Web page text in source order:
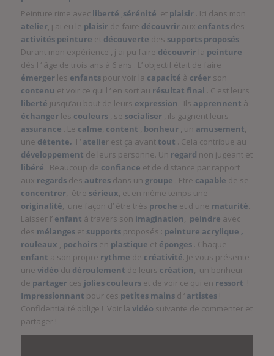
Peinture rime avec liberté ,sérénité et plaisir. Ici dans mon
atelier, j ai eu le plaisirde faire découvrir aux enfantsdes
activités peinture et découverte des supports proposés.
Durant mon expérience , j ai pu faire découvrirla peinture
dès l ‘ âge de trois ans à 6 ans . L’ objectif était de faire
émergerles enfantspour voir la capacité à créerson
contenu et voir ce qui l ‘ en sort au résultat final . C est leurs
liberté jusqu’au bout de leurs expression. Ils apprennent à
échangerles couleurs, se socialiser , ils gagnent leurs
assurance . Le calme, content , bonheur , un amusement,
une détente, l ‘ atelier est ça avant tout . Cela contribue au
développement de leurs personne. Un regard non jugeant et
libéré. Beaucoup de confiance et de distance par rapport
aux regardsdes autresdans un groupe . Etre capable de se
concentrer, être sérieux, et en même temps une
originalité, une façon d’ être très proche et d une maturité.
Laisser l’enfant à travers son imagination, peindre avec
des mélanges et supportsproposés : peinture acrylique ,
rouleaux , pochoirsen plastique et éponges . Chaque
enfant a son propre rythme de créativité. Je vous présente
une vidéo du déroulement de leurs création, un bonheur
de partagerces jolies couleurset de voir ce qui en ressort !
Impressionnant pour ces petites mainsd ‘ artistes!
Confidentialité oblige ! Voir la vidéo suivante de commenter et
partager !